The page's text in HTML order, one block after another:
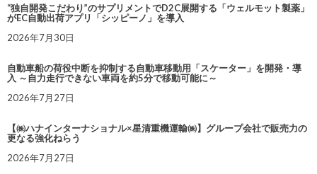
“独自開発こだわり”のサプリメントでD2C展開する「ウェルモット製薬」
がEC自動出荷アプリ「シッピーノ」を導入
2026年7月30日
自動車船の荷役中断を抑制する自動車移動用「スケーター」を開発・導
入 ～自力走行できない車両を約5分で移動可能に～
2026年7月27日
【㈱ハナインターナショナル×星清重機運輸㈱】グループ会社で販売力の
更なる強化ねらう
2026年7月27日